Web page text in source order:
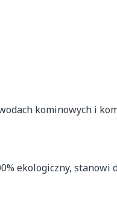
kominowych i
ekologiczny, stanowi